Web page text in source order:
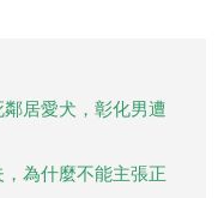
鄰居愛犬，彰化男遭
，為什麼不能主張正